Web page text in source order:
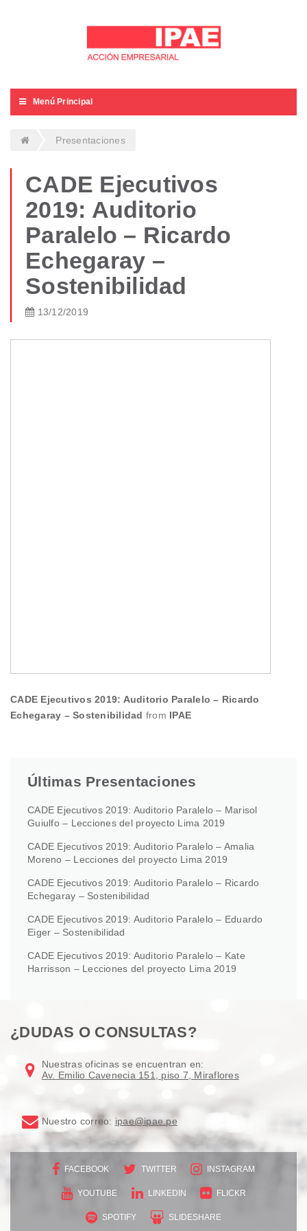
Menú Principal
Presentaciones
CADE Ejecutivos
2019: Auditorio
Paralelo – Ricardo
Echegaray –
Sostenibilidad
13/12/2019
CADE Ejecutivos 2019: Auditorio Paralelo – Ricardo
Echegaray – Sostenibilidad from IPAE
Últimas Presentaciones
CADE Ejecutivos 2019: Auditorio Paralelo – Marisol
Guiulfo – Lecciones del proyecto Lima 2019
CADE Ejecutivos 2019: Auditorio Paralelo – Amalia
Moreno – Lecciones del proyecto Lima 2019
CADE Ejecutivos 2019: Auditorio Paralelo – Ricardo
Echegaray – Sostenibilidad
CADE Ejecutivos 2019: Auditorio Paralelo – Eduardo
Eiger – Sostenibilidad
CADE Ejecutivos 2019: Auditorio Paralelo – Kate
Harrisson – Lecciones del proyecto Lima 2019
¿DUDAS O CONSULTAS?
Nuestras oficinas se encuentran en:
Av. Emilio Cavenecia 151, piso 7, Miraflores
Nuestro correo: ipae@ipae.pe
FACEBOOK TWITTER INSTAGRAM
YOUTUBE LINKEDIN FLICKR
SPOTIFY SLIDESHARE